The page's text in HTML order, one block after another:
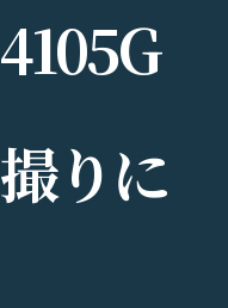
4105G
撮りに